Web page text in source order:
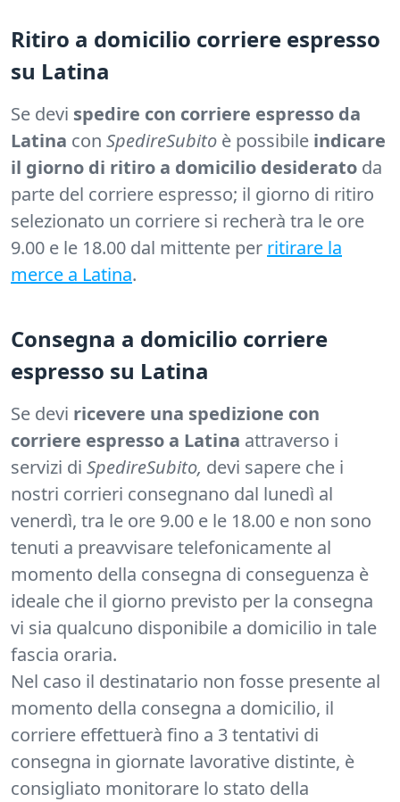
Ritiro a domicilio corriere espresso
su Latina
Se devi spedire con corriere espresso da
Latina con SpedireSubito è possibile indicare
il giorno di ritiro a domicilio desiderato da
parte del corriere espresso; il giorno di ritiro
selezionato un corriere si recherà tra le ore
9.00 e le 18.00 dal mittente per ritirare la
merce a Latina.
Consegna a domicilio corriere
espresso su Latina
Se devi ricevere una spedizione con
corriere espresso a Latina attraverso i
servizi di SpedireSubito, devi sapere che i
nostri corrieri consegnano dal lunedì al
venerdì, tra le ore 9.00 e le 18.00 e non sono
tenuti a preavvisare telefonicamente al
momento della consegna di conseguenza è
ideale che il giorno previsto per la consegna
vi sia qualcuno disponibile a domicilio in tale
fascia oraria.
Nel caso il destinatario non fosse presente al
momento della consegna a domicilio, il
corriere effettuerà fino a 3 tentativi di
consegna in giornate lavorative distinte, è
consigliato monitorare lo stato della